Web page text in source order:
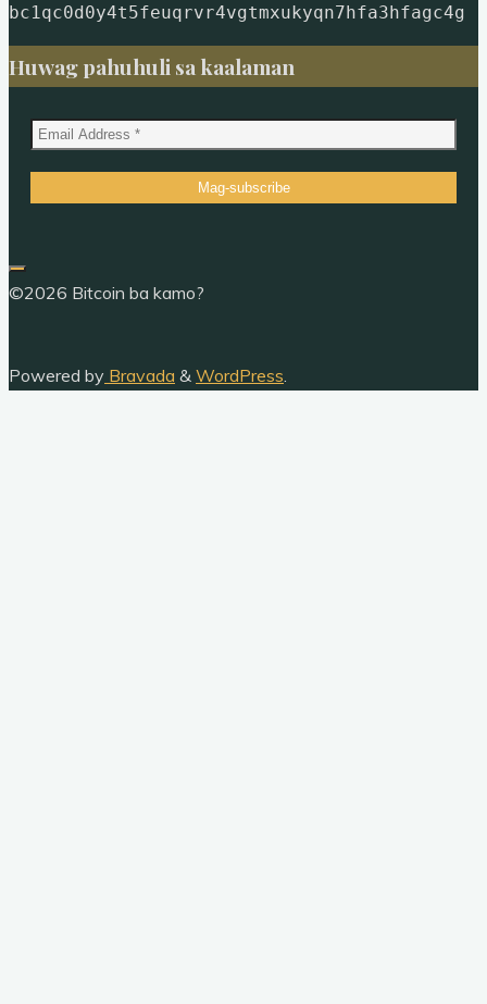
bc1qc0d0y4t5feuqrvr4vgtmxukyqn7hfa3hfagc4g
Huwag pahuhuli sa kaalaman
©2026 Bitcoin ba kamo?
Powered by Bravada & WordPress.